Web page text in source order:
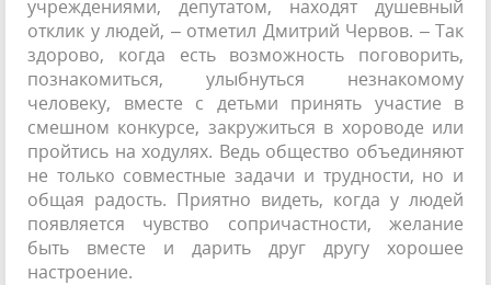
учреждениями, депутатом, находят душевный
отклик у людей, – отметил Дмитрий Червов. – Так
здорово, когда есть возможность поговорить,
познакомиться, улыбнуться незнакомому
человеку, вместе с детьми принять участие в
смешном конкурсе, закружиться в хороводе или
пройтись на ходулях. Ведь общество объединяют
не только совместные задачи и трудности, но и
общая радость. Приятно видеть, когда у людей
появляется чувство сопричастности, желание
быть вместе и дарить друг другу хорошее
настроение.